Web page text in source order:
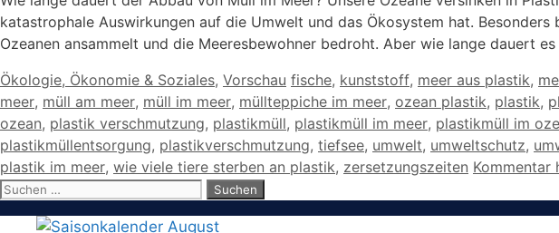
katastrophale Auswirkungen auf die Umwelt und das Ökosystem hat.
Ozeanen ansammelt und die Meeresbewohner bedroht. Aber wie lange dauert
Kategorien
Ökologie, Ökonomie & Soziales, Vorschau Schlagwörter
fische, kunststoff, meer aus plastik,
meer, müll am meer, müll im meer, müllteppiche im meer, ozean plastik, plastik,
ozean, plastik verschmutzung, plastikmüll, plastikmüll im meer, plastikmüll im
plastikmüllentsorgung, plastikverschmutzung, tiefsee, umwelt, umweltschutz,
plastik im meer, wie viele tiere sterben an plastik, zersetzungszeiten Kommentar
Suchen